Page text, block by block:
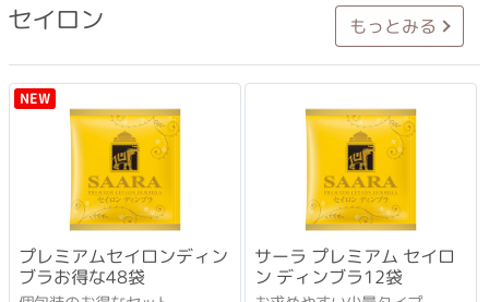
セイロン もっとみる
NEW
プレミアムセイロンディン
ブラお得な48袋
サーラ プレミアム セイロ
ン ディンブラ12袋